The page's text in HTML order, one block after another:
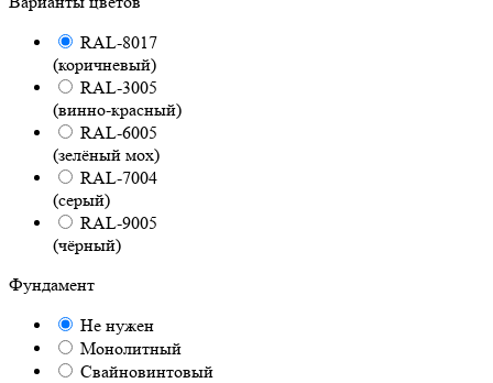
RAL-8017
(коричневый)
RAL-3005
(винно-красный)
RAL-6005
(зелёный мох)
RAL-7004
(серый)
RAL-9005
(чёрный)
Фундамент
Не нужен
Монолитный
Свайновинтовый